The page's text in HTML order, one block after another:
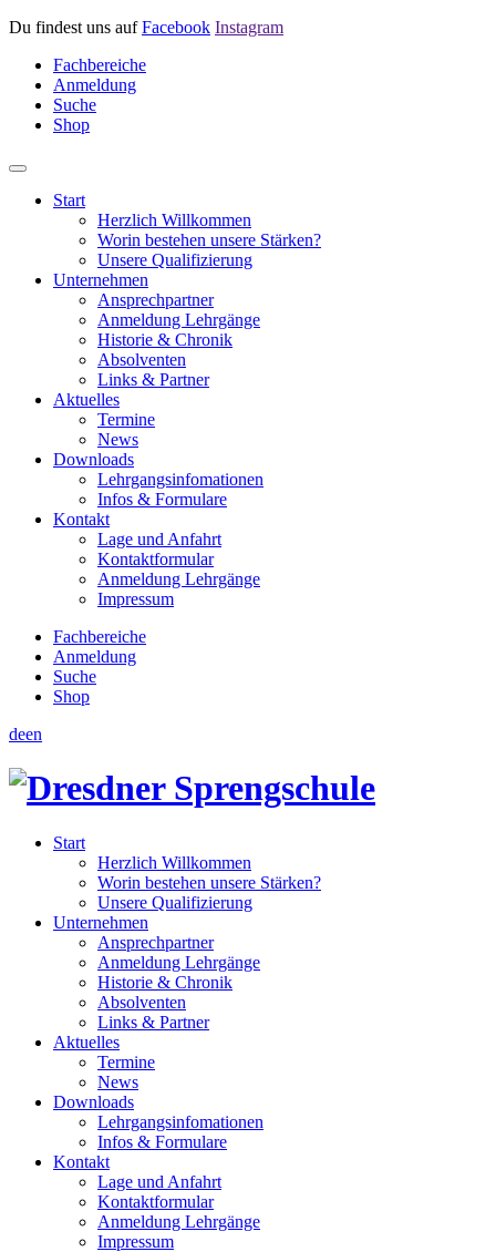
Du findest uns aufFacebook Instagram
Fachbereiche
Anmeldung
Suche
Shop
Start
Herzlich Willkommen
Worin bestehen unsere Stärken?
Unsere Qualifizierung
Unternehmen
Ansprechpartner
Anmeldung Lehrgänge
Historie & Chronik
Absolventen
Links & Partner
Aktuelles
Termine
News
Downloads
Lehrgangsinfomationen
Infos & Formulare
Kontakt
Lage und Anfahrt
Kontaktformular
Anmeldung Lehrgänge
Impressum
Fachbereiche
Anmeldung
Suche
Shop
deen
Start
Herzlich Willkommen
Worin bestehen unsere Stärken?
Unsere Qualifizierung
Unternehmen
Ansprechpartner
Anmeldung Lehrgänge
Historie & Chronik
Absolventen
Links & Partner
Aktuelles
Termine
News
Downloads
Lehrgangsinfomationen
Infos & Formulare
Kontakt
Lage und Anfahrt
Kontaktformular
Anmeldung Lehrgänge
Impressum